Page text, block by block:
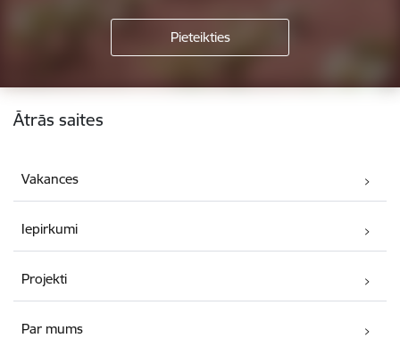
Kājene
Ātrās saites
Vakances
Iepirkumi
Projekti
Par mums